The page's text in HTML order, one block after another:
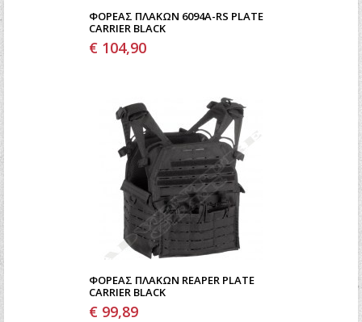
ΦΟΡΈΑΣ ΠΛΑΚΏΝ 6094A-RS PLATE
CARRIER BLACK
€ 104,90
ΦΟΡΈΑΣ ΠΛΑΚΏΝ REAPER PLATE
CARRIER BLACK
€ 99,89